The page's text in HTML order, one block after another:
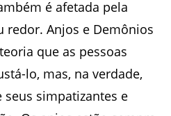
é afetada pela
redor. Anjos e Demônios
que as pessoas
lo, mas, na verdade,
simpatizantes e